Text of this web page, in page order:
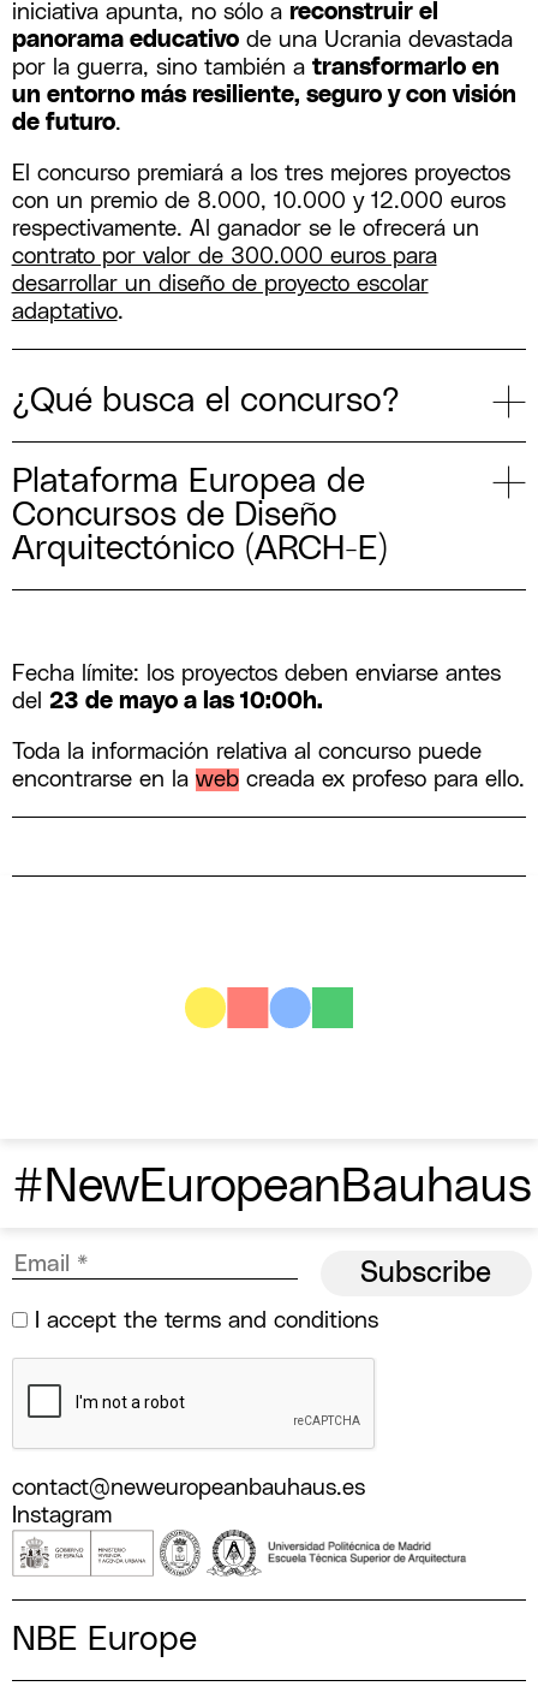
iniciativa apunta, no sólo a reconstruir el
panorama educativode una Ucrania devastada
por la guerra, sino también a transformarlo en
un entorno más resiliente, seguro y con visión
de futuro.
El concurso premiará a los tres mejores proyectos
con un premio de 8.000, 10.000 y 12.000 euros
respectivamente. Al ganador se le ofrecerá un
contrato por valor de 300.000 euros para
desarrollar un diseño de proyecto escolar
adaptativo.
¿Qué busca el concurso?
Plataforma Europea de
Concursos de Diseño
Arquitectónico (ARCH-E)
Fecha límite: los proyectos deben enviarse antes
del 23 de mayo a las 10:00h.
Toda la información relativa al concurso puede
encontrarse en la webcreada ex profeso para ello.
#NewEuropeanBauhaus
I accept the terms and conditions
contact@neweuropeanbauhaus.es
Instagram
NBE Europe